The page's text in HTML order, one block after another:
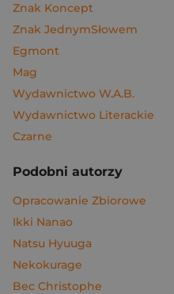
Znak Koncept
Znak JednymSłowem
Egmont
Mag
Wydawnictwo W.A.B.
Wydawnictwo Literackie
Czarne
Podobni autorzy
Opracowanie Zbiorowe
Ikki Nanao
Natsu Hyuuga
Nekokurage
Bec Christophe